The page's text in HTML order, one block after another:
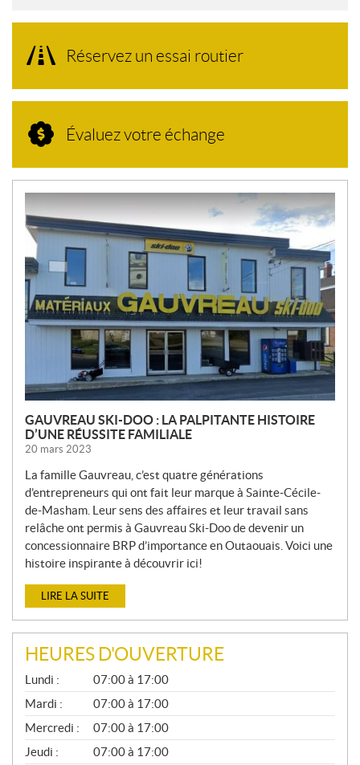
Réservez un essai routier
Évaluez votre échange
N
O
U
V
E
L
L
E
GAUVREAU SKI-DOO : LA PALPITANTE HISTOIRE
D’UNE RÉUSSITE FAMILIALE
20 mars 2023
La famille Gauvreau, c’est quatre générations
d’entrepreneurs qui ont fait leur marque à Sainte-Cécile-
de-Masham. Leur sens des affaires et leur travail sans
relâche ont permis à Gauvreau Ski-Doo de devenir un
concessionnaire BRP d’importance en Outaouais. Voici une
histoire inspirante à découvrir ici!
LIRE LA SUITE
HEURES D'OUVERTURE
G
É
N
É
R
A
L
Lundi :
07:00 à 17:00
Mardi :
07:00 à 17:00
Mercredi :
07:00 à 17:00
Jeudi :
07:00 à 17:00